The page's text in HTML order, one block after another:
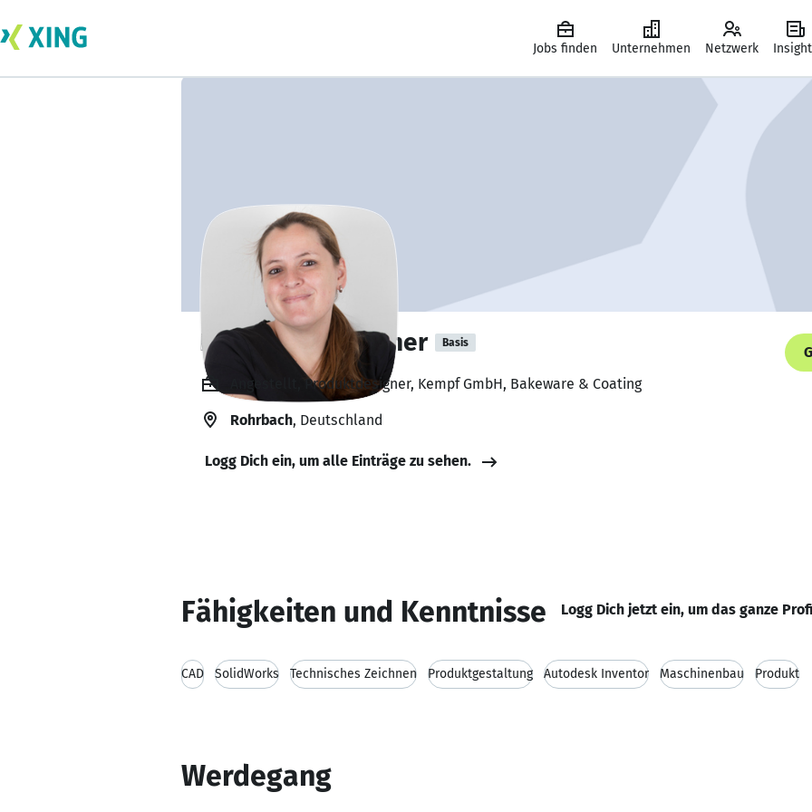
Jobs finden Unternehmen Netzwerk
Karin Hilpoltsteiner Basis
Angestellt, Produktdesigner, Kempf GmbH, Bakeware & Coating
Rohrbach, Deutschland
Logg Dich ein, um alle Einträge zu sehen.
Fähigkeiten und Kenntnisse Logg Dich jetzt ein, um das ganze
CAD SolidWorks Technisches Zeichnen Produktgestaltung Autodesk Inventor Maschinenbau Produkt
Werdegang